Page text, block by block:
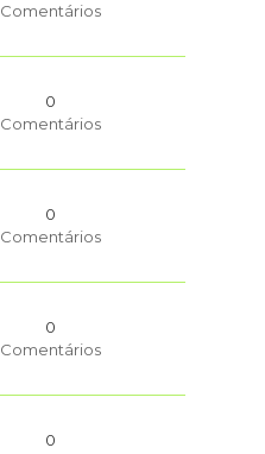
Comentários
0
Comentários
0
Comentários
0
Comentários
0